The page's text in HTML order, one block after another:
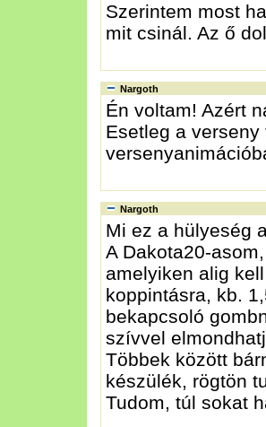
Szerintem most
mit csinál. Az ő
Nargoth
Én voltam! Azért
Esetleg a
Nargoth
Mi ez a hülyeség
A Dakota20-
amelyiken alig
koppintásra, kb.
bekapcsoló
szívvel
Többek között
készülék, rögtön
Tudom, túl sokat